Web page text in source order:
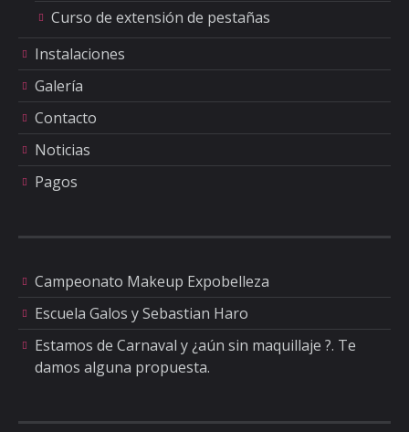
Curso de extensión de pestañas
Instalaciones
Galería
Contacto
Noticias
Pagos
Campeonato Makeup Expobelleza
Escuela Galos y Sebastian Haro
Estamos de Carnaval y ¿aún sin maquillaje ?. Te
damos alguna propuesta.